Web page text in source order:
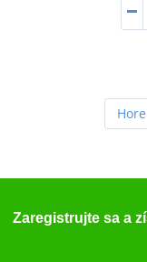
Hore
Zaregistrujte sa a